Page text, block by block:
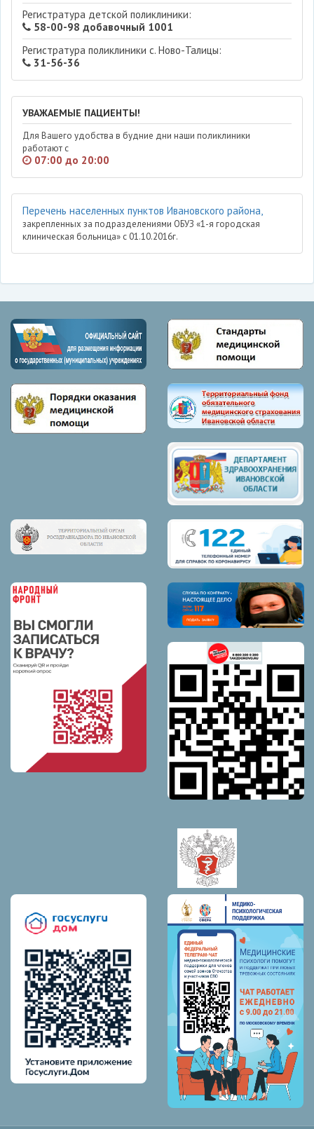
Регистратура детской поликлиники:
58-00-98 добавочный 1001
Регистратура поликлиники с. Ново-Талицы:
31-56-36
УВАЖАЕМЫЕ ПАЦИЕНТЫ!
Для Вашего удобства в будние дни наши поликлиники
работают с
07:00 до 20:00
Перечень населенных пунктов Ивановского района,
закрепленных за подразделениями ОБУЗ «1-я городская
клиническая больница» с 01.10.2016г.